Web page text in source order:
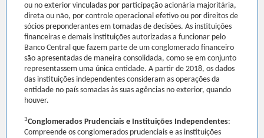
ou no exterior vinculadas por participação acionária majoritária,
direta ou não, por controle operacional efetivo ou por direitos de
sócios preponderantes em tomadas de decisões. As instituições
financeiras e demais instituições autorizadas a funcionar pelo
Banco Central que fazem parte de um conglomerado financeiro
são apresentadas de maneira consolidada, como se em conjunto
representassem uma única entidade. A partir de 2018, os dados
das instituições independentes consideram as operações da
entidade no país somadas às suas agências no exterior, quando
houver.
3Conglomerados Prudenciais e Instituições Independentes:
Compreende os conglomerados prudenciais e as instituições